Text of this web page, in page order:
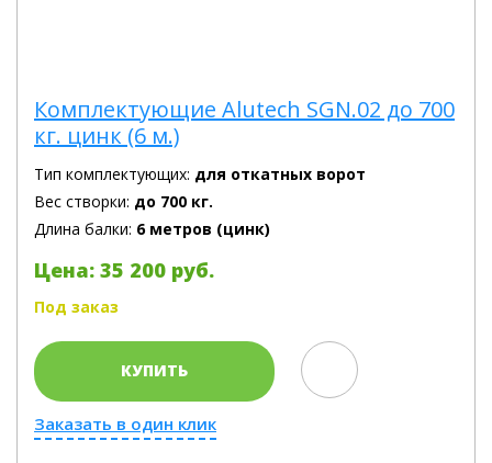
Комплектующие Alutech SGN.02 до 700
кг. цинк (6 м.)
Тип комплектующих: для откатных ворот
Вес створки: до 700 кг.
Длина балки: 6 метров (цинк)
Цена: 35 200 руб.
Под заказ
КУПИТЬ
Заказать в один клик